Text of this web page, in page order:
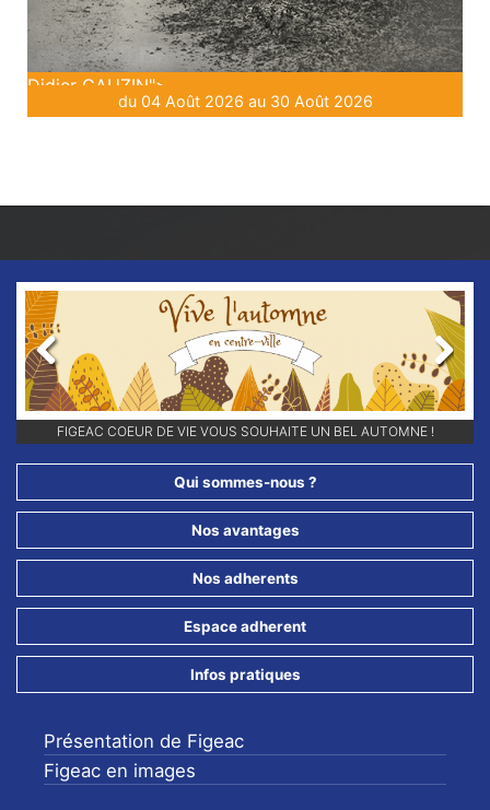
Didier GAUZIN">
du 04 Août 2026 au 30 Août 2026
FIGEAC COEUR DE VIE VOUS SOUHAITE UN BEL AUTOMNE !
RETROUVEZ-NOUS SUR NOS RÉSEAUX SOCIAUX ET ABONNEZ-VOUS
POUR NE RIEN LOUPER DE NOS ANIMATIONS !!
Previous Next
Qui sommes-nous ?
Nos avantages
Nos adherents
Espace adherent
Infos pratiques
Présentation de Figeac
Figeac en images